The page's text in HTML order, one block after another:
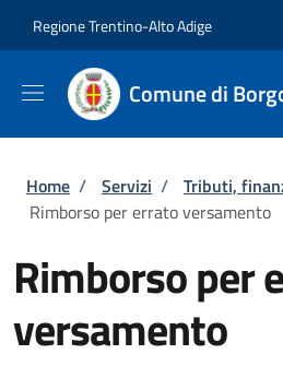
Regione Trentino-Alto Adige
Comune di
Briciole di pane
Home / Servizi / Tributi,
Rimborso per errato versamento
Rimborso per
versamento